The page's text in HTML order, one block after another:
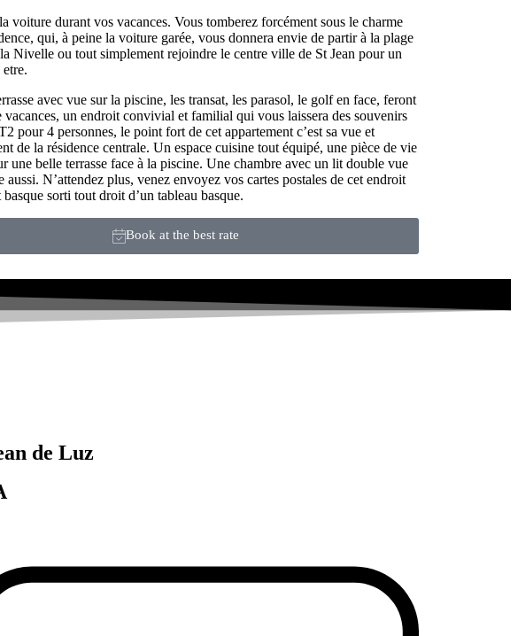
voiture durant vos vacances. Vous tomberez forcément sous le charme
qui, à peine la voiture garée, vous donnera envie de partir à la plage
Nivelle ou tout simplement rejoindre le centre ville de St Jean pour un
avec vue sur la piscine, les transat, les parasol, le golf en face, feront
vacances, un endroit convivial et familial qui vous laissera des souvenirs
pour 4 personnes, le point fort de cet appartement c’est sa vue et
de la résidence centrale. Un espace cuisine tout équipé, une pièce de vie
une belle terrasse face à la piscine. Une chambre avec un lit double vue
aussi. N’attendez plus, venez envoyez vos cartes postales de cet endroit
sorti tout droit d’un tableau basque.
Book at the best rate
de Luz